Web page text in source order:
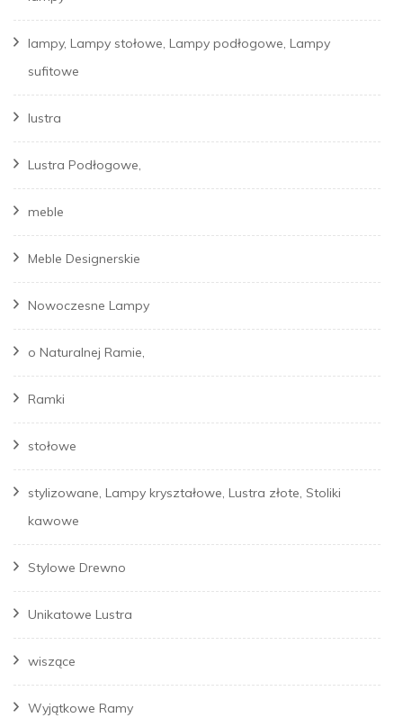
lampy, Lampy stołowe, Lampy podłogowe, Lampy
sufitowe
lustra
Lustra Podłogowe,
meble
Meble Designerskie
Nowoczesne Lampy
o Naturalnej Ramie,
Ramki
stołowe
stylizowane, Lampy kryształowe, Lustra złote, Stoliki
kawowe
Stylowe Drewno
Unikatowe Lustra
wiszące
Wyjątkowe Ramy